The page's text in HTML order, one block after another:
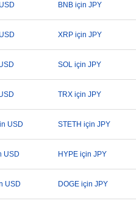
BNB için JPY
XRP için JPY
SOL için JPY
TRX için JPY
USD STETH için JPY
USD HYPE için JPY
USD DOGE için JPY